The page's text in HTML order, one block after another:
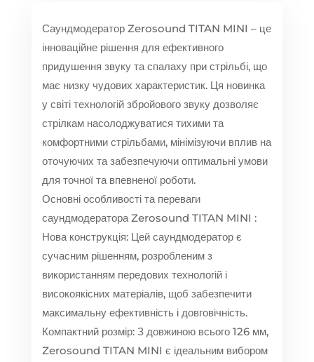
Саундмодератор Zerosound TITAN MINI – це
інноваційне рішення для ефективного
придушення звуку та спалаху при стрільбі, що
має низку чудових характеристик. Ця новинка
у світі технологій збройового звуку дозволяє
стрілкам насолоджуватися тихими та
комфортними стрільбами, мінімізуючи вплив на
оточуючих та забезпечуючи оптимальні умови
для точної та впевненої роботи.
Основні особливості та переваги
саундмодератора Zerosound TITAN MINI :
Нова конструкція: Цей саундмодератор є
сучасним рішенням, розробленим з
використанням передових технологій і
високоякісних матеріалів, щоб забезпечити
максимальну ефективність і довговічність.
Компактний розмір: З довжиною всього 126 мм,
Zerosound TITAN MINI є ідеальним вибором